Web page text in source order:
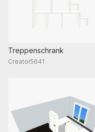
Treppenschrank
Creator5641